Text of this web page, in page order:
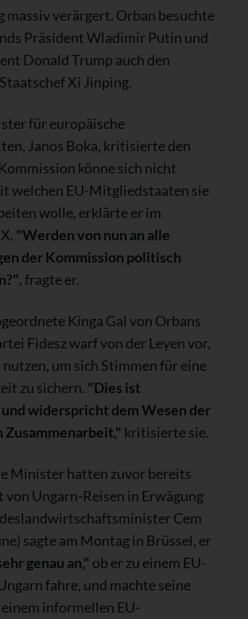
massiv verärgert. Orban besuchte
Präsident Wladimir Putin und
Donald Trump auch den
Xi Jinping.
für europäische
Janos Boka, kritisierte den
könne sich nicht
welchen EU-Mitgliedstaaten sie
wolle, erklärte er im
"Werden von nun an alle
der Kommission politisch
, fragte er.
Kinga Gal von Orbans
Fidesz warf von der Leyen vor,
nutzen, um sich Stimmen für eine
zu sichern. "Dies ist
widerspricht dem Wesen der
Zusammenarbeit," kritisierte sie.
Minister hatten zuvor bereits
von Ungarn-Reisen in Erwägung
Cem
sagte am Montag in Brüssel, er
genau an," ob er zu einem EU-
fahre, und machte seine
informellen EU-